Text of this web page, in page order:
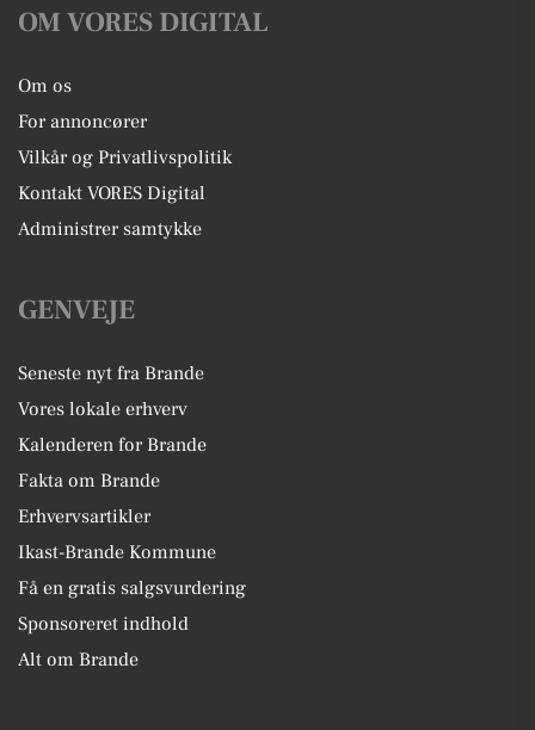
OM VORES DIGITAL
Om os
For annoncører
Vilkår og Privatlivspolitik
Kontakt VORES Digital
Administrer samtykke
GENVEJE
Seneste nyt fra Brande
Vores lokale erhverv
Kalenderen for Brande
Fakta om Brande
Erhvervsartikler
Ikast-Brande Kommune
Få en gratis salgsvurdering
Sponsoreret indhold
Alt om Brande